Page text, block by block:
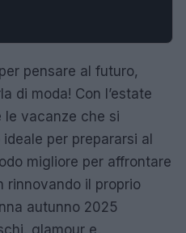
pensare al futuro,
di moda! Con l’estate
le vacanze che si
per prepararsi al
migliore per affrontare
rinnovando il proprio
autunno 2025
glamour e,